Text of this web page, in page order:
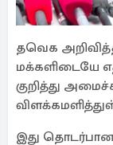
தவெக
மக்களிடையே
குறித்து
இது தொடர்பான